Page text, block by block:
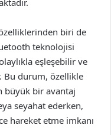
biri de
teknolojisi
eşleşebilir ve
Bu durum, özellikle
büyük bir avantaj
seyahat ederken,
hareket etme imkanı